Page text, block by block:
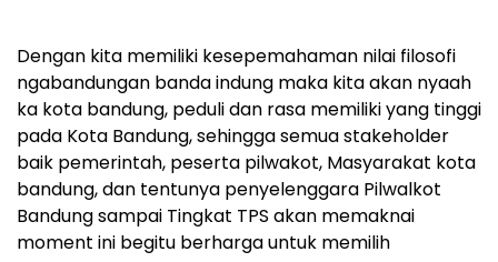
Dengan kita memiliki kesepemahaman nilai filosofi
ngabandungan banda indung maka kita akan nyaah
ka kota bandung, peduli dan rasa memiliki yang tinggi
pada Kota Bandung, sehingga semua stakeholder
baik pemerintah, peserta pilwakot, Masyarakat kota
bandung, dan tentunya penyelenggara Pilwalkot
Bandung sampai Tingkat TPS akan memaknai
moment ini begitu berharga untuk memilih